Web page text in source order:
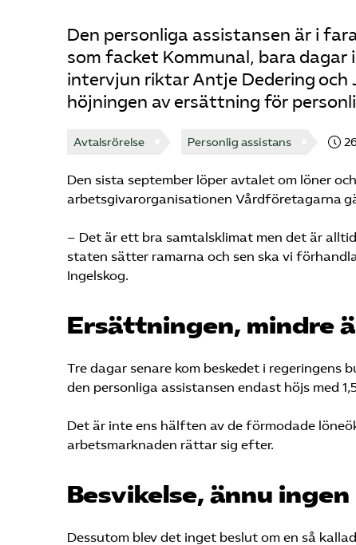
Den personliga assistansen är i
som facket Kommunal, bara
intervjun riktar Antje Dedering och
höjningen av ersättning för
Avtalsrörelse Personlig assistans
Den sista september löper avtalet om löner
arbetsgivarorganisationen Vårdföretagarna
– Det är ett bra samtalsklimat men det är
staten sätter ramarna och sen ska vi
Ingelskog.
Ersättningen, mindre
Tre dagar senare kom beskedet i
den personliga assistansen endast höjs med
Det är inte ens hälften av de förmodade
arbetsmarknaden rättar sig efter.
Besvikelse, ännu
Dessutom blev det inget beslut om en så